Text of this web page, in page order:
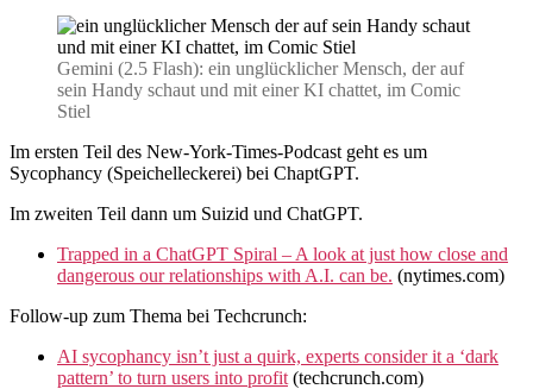
Gemini (2.5 Flash): ein unglücklicher Mensch, der auf
sein Handy schaut und mit einer KI chattet, im Comic
Stiel
Im ersten Teil des New-York-Times-Podcast geht es um
Sycophancy (Speichelleckerei) bei ChaptGPT.
Im zweiten Teil dann um Suizid und ChatGPT.
Trapped in a ChatGPT Spiral – A look at just how close and
dangerous our relationships with A.I. can be. (nytimes.com)
Follow-up zum Thema bei Techcrunch:
AI sycophancy isn’t just a quirk, experts consider it a ‘dark
pattern’ to turn users into profit (techcrunch.com)